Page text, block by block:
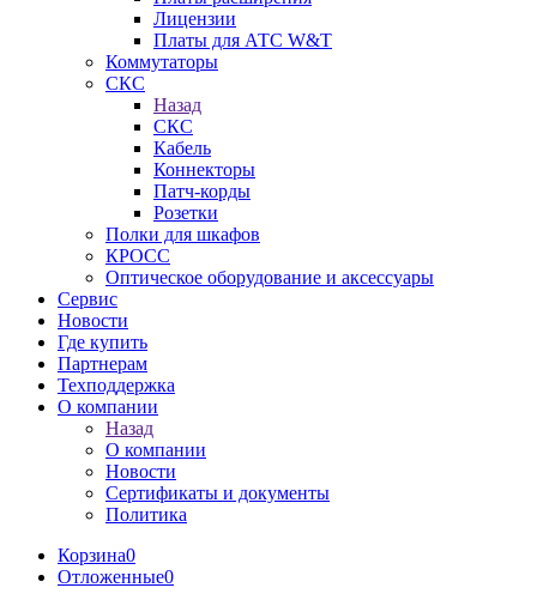
Лицензии
Платы для АТС W&T
Коммутаторы
СКС
Назад
СКС
Кабель
Коннекторы
Патч-корды
Розетки
Полки для шкафов
КРОСС
Оптическое оборудование и аксессуары
Сервис
Новости
Где купить
Партнерам
Техподдержка
О компании
Назад
О компании
Новости
Сертификаты и документы
Политика
Корзина0
Отложенные0